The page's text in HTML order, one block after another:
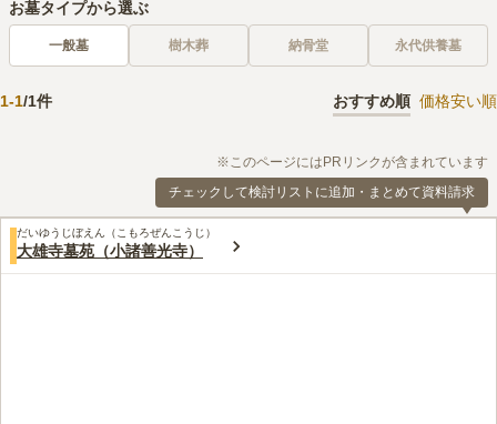
お墓タイプから選ぶ
一般墓 樹木葬 納骨堂 永代供養墓
1-1/1件 おすすめ順 価格安い順
※このページにはPRリンクが含まれています
チェックして検討リストに追加・まとめて資料請求
だいゆうじぼえん（こもろぜんこうじ）
大雄寺墓苑（小諸善光寺）